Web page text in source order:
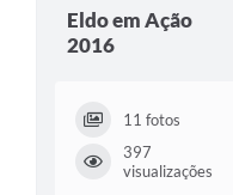
Eldo em Ação
2016
11 fotos
397
visualizações